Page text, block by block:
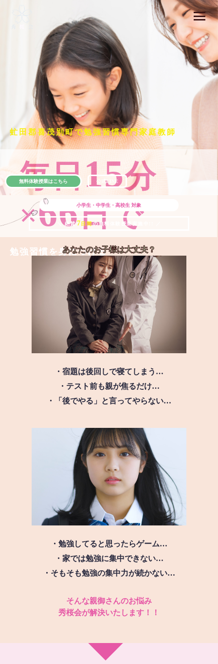
虻田郡喜茂別町で勉強習慣専門家庭教師
毎日15分
×66日で
勉強習慣を身につける
小学生・中学生・高校生 対象
＼ 絶賛 7 日間の無料体験授業実施中!! ／
無料体験授業はこちら 公式LINE
あなたのお子様は大丈夫？
・宿題は後回しで寝てしまう…
・テスト前も親が焦るだけ…
・「後でやる」と言ってやらない…
・勉強してると思ったらゲーム…
・家では勉強に集中できない…
・そもそも勉強の集中力が続かない…
そんな親御さんのお悩み
秀桜会が解決いたします！！